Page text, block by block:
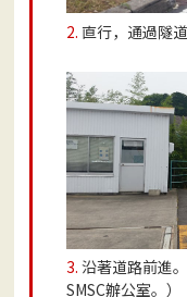
2. 直行，通過隧道
3. 沿著道路前進
SMSC辦公室。）